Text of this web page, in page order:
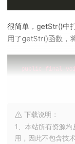
很简单，getStr()中
用了getStr()函数，
public final
String var1
System .out.
}
下载说明：
1、本站所有资源
用，因此不包含技